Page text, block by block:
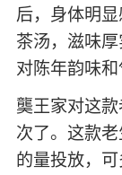
后，身体明
茶汤，滋味
对陈年韵味和
龑王家对这
次了。这款
的量投放，